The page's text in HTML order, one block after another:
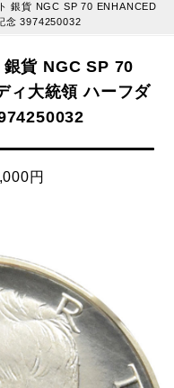
銀貨 NGC SP 70 ENHANCED
念 3974250032
貨 NGC SP 70
ィ大統領 ハーフダ
円